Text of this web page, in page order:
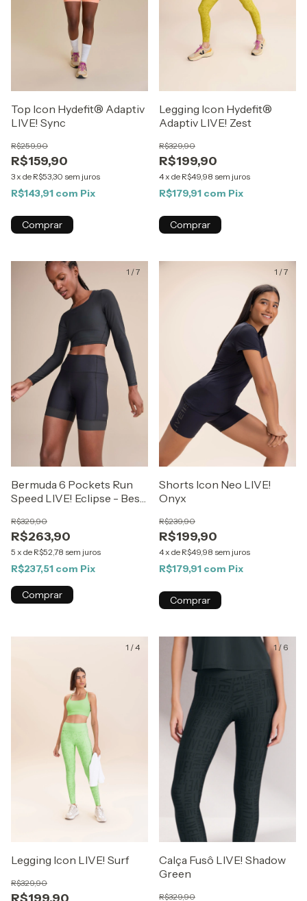
Top Icon Hydefit® Adaptiv
LIVE! Sync
R$159,90
R$259,90
3x de R$53,30 sem juros
R$143,91 com Pix
Comprar
Legging Icon Hydefit®
Adaptiv LIVE! Zest
R$199,90
R$329,90
4x de R$49,98 sem juros
R$179,91 com Pix
Comprar
1 /7
Bermuda 6 Pockets Run
Speed LIVE! Eclipse - Best
R$263,90
R$329,90
5 x de R$52,78 sem juros
R$237,51 com Pix
Comprar
1 /7
Shorts Icon Neo LIVE!
Onyx
R$199,90
R$239,90
4x de R$49,98 sem juros
R$179,91 com Pix
Comprar
1 /4
Legging Icon LIVE! Surf
R$329,90
1 / 6
Calça Fusô LIVE! Shadow
Green
R$329,90